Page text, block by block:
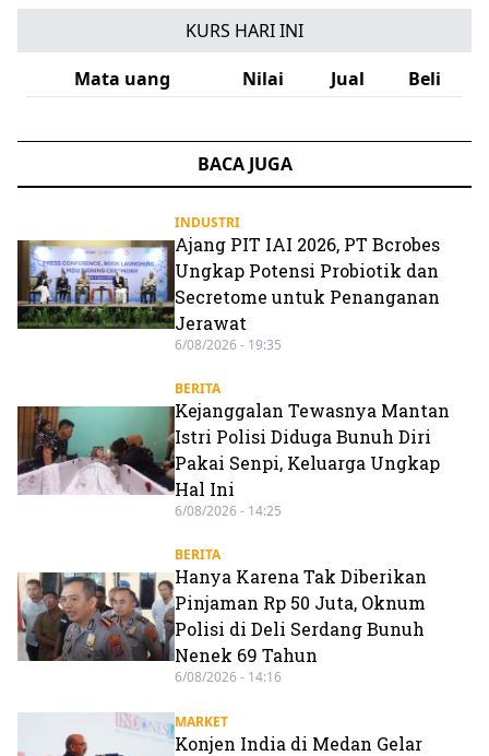
KURS HARI INI
Mata uang
Nilai Jual Beli
BACA JUGA
INDUSTRI
Ajang PIT IAI 2026, PT Bcrobes
Ungkap Potensi Probiotik dan
Secretome untuk Penanganan
Jerawat
6/08/2026 - 19:35
BERITA
Kejanggalan Tewasnya Mantan
Istri Polisi Diduga Bunuh Diri
Pakai Senpi, Keluarga Ungkap
Hal Ini
6/08/2026 - 14:25
BERITA
Hanya Karena Tak Diberikan
Pinjaman Rp 50 Juta, Oknum
Polisi di Deli Serdang Bunuh
Nenek 69 Tahun
6/08/2026 - 14:16
MARKET
Konjen India di Medan Gelar